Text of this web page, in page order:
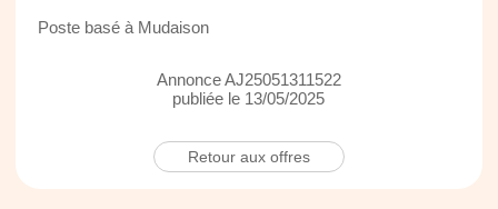
Poste basé à Mudaison
Annonce AJ25051311522
publiée le 13/05/2025
Retour aux offres